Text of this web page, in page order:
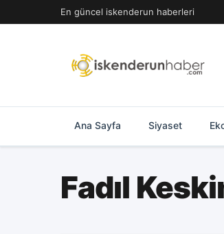
geç
En güncel iskenderun haberleri
Ana Sayfa Siyaset
Fadıl